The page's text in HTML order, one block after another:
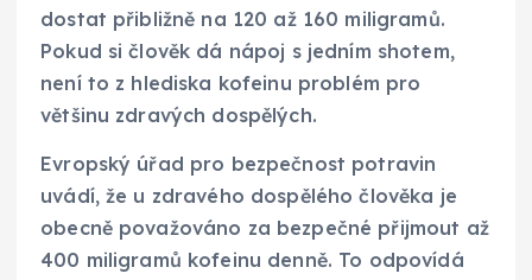
dostat přibližně na 120 až 160 miligramů.
Pokud si člověk dá nápoj s jedním shotem,
není to z hlediska kofeinu problém pro
většinu zdravých dospělých.
Evropský úřad pro bezpečnost potravin
uvádí, že u zdravého dospělého člověka je
obecně považováno za bezpečné přijmout až
400 miligramů kofeinu denně. To odpovídá